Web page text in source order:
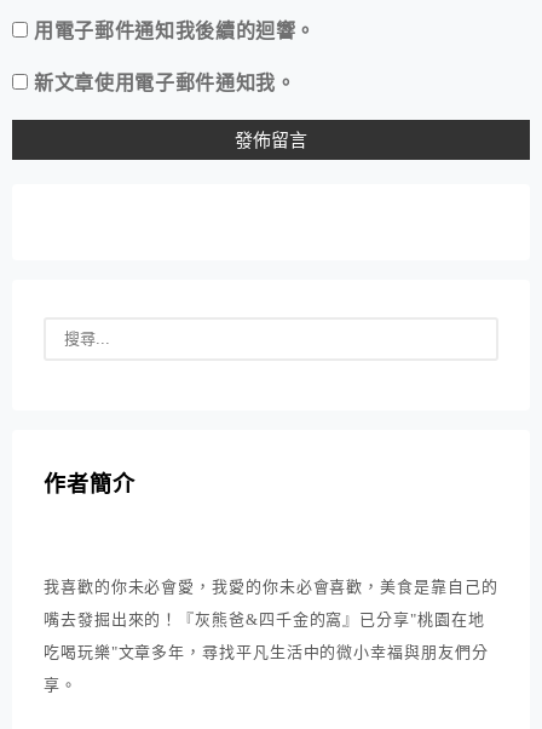
用電子郵件通知我後續的迴響。
新文章使用電子郵件通知我。
作者簡介
我喜歡的你未必會愛，我愛的你未必會喜歡，美食是靠自己的
嘴去發掘出來的！『灰熊爸&四千金的窩』已分享"桃園在地
吃喝玩樂"文章多年，尋找平凡生活中的微小幸福與朋友們分
享。